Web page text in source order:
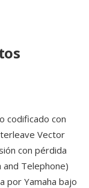
codificado con
Vector
con pérdida
Telephone)
por Yamaha bajo